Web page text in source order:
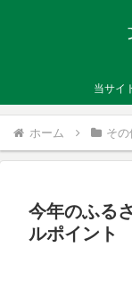
当サイ
ホーム その
今年のふる
ルポイント